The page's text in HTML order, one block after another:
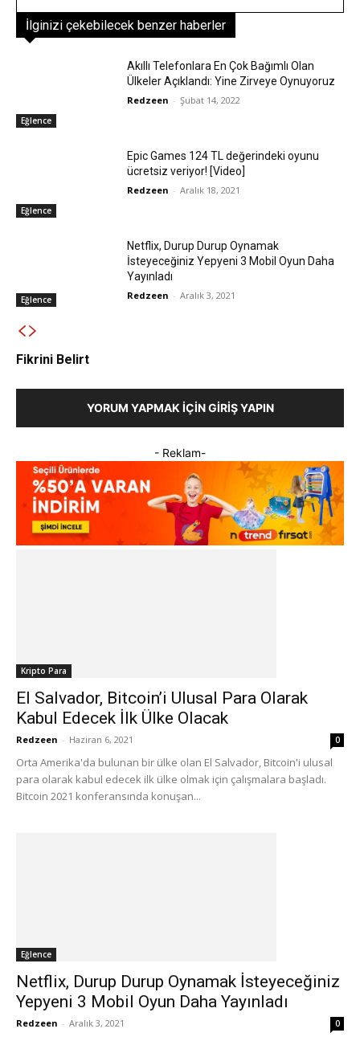
İlginizi çekebilecek benzer haberler
Eğlence
Akıllı Telefonlara En Çok Bağımlı Olan
Ülkeler Açıklandı: Yine Zirveye Oynuyoruz
Redzeen - Şubat 14, 2022
Eğlence
Epic Games 124 TL değerindeki oyunu
ücretsiz veriyor! [Video]
Redzeen - Aralık 18, 2021
Eğlence
Netflix, Durup Durup Oynamak
İsteyeceğiniz Yepyeni 3 Mobil Oyun Daha
Yayınladı
Redzeen - Aralık 3, 2021
Fikrini Belirt
YORUM YAPMAK İÇIN GIRIŞ YAPIN
- Reklam-
Kripto Para
El Salvador, Bitcoin’i Ulusal Para Olarak
Kabul Edecek İlk Ülke Olacak
Redzeen - Haziran 6, 2021 0
Orta Amerika'da bulunan bir ülke olan El Salvador, Bitcoin'i ulusal
para olarak kabul edecek ilk ülke olmak için çalışmalara başladı.
Bitcoin 2021 konferansında konuşan...
Eğlence
Netflix, Durup Durup Oynamak İsteyeceğiniz
Yepyeni 3 Mobil Oyun Daha Yayınladı
Redzeen - Aralık 3, 2021 0